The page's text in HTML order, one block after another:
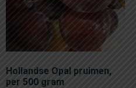
Hollandse Opal pruimen,
per 500 gram